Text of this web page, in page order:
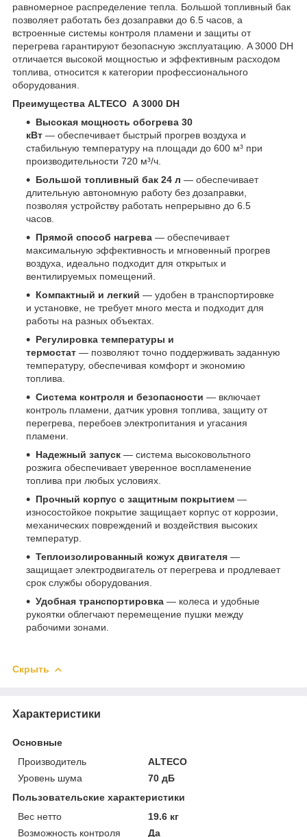
равномерное распределение тепла. Большой топливный бак
позволяет работать без дозаправки до 6.5 часов, а
встроенные системы контроля пламени и защиты от
перегрева гарантируют безопасную эксплуатацию. A 3000 DH
отличается высокой мощностью и эффективным расходом
топлива, относится к категории профессионального
оборудования.
Преимущества ALTECO A 3000 DH
Высокая мощность обогрева 30
кВт — обеспечивает быстрый прогрев воздуха и
стабильную температуру на площади до 600 м³ при
производительности 720 м³/ч.
Большой топливный бак 24 л — обеспечивает
длительную автономную работу без дозаправки,
позволяя устройству работать непрерывно до 6.5
часов.
Прямой способ нагрева — обеспечивает
максимальную эффективность и мгновенный прогрев
воздуха, идеально подходит для открытых и
вентилируемых помещений.
Компактный и легкий — удобен в транспортировке
и установке, не требует много места и подходит для
работы на разных объектах.
Регулировка температуры и
термостат — позволяют точно поддерживать заданную
температуру, обеспечивая комфорт и экономию
топлива.
Система контроля и безопасности — включает
контроль пламени, датчик уровня топлива, защиту от
перегрева, перебоев электропитания и угасания
пламени.
Надежный запуск — система высоковольтного
розжига обеспечивает уверенное воспламенение
топлива при любых условиях.
Прочный корпус с защитным покрытием —
износостойкое покрытие защищает корпус от коррозии,
механических повреждений и воздействия высоких
температур.
Теплоизолированный кожух двигателя —
защищает электродвигатель от перегрева и продлевает
срок службы оборудования.
Удобная транспортировка — колеса и удобные
рукоятки облегчают перемещение пушки между
рабочими зонами.
Скрыть
Характеристики
Основные
Производитель
ALTECO
Уровень шума
70 дБ
Пользовательские характеристики
Вес нетто
19.6 кг
Возможность контроля
Да